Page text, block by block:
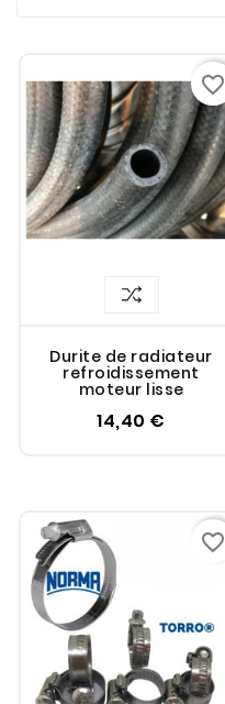
Durite de radiateur
refroidissement
moteur lisse
14,40 €
favorite_border
favorite_border